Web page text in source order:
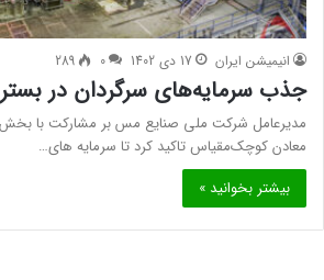
انیمیشن ایران 17 دی 1402 0
289
جذب سرمایه‌های سرگردان در
مدیرعامل شرکت ملی صنایع مس بر مشارکت با
معادن کوچک‌مقیاس تاکید کرد تا سرمایه های…
بیشتر بخوانید »